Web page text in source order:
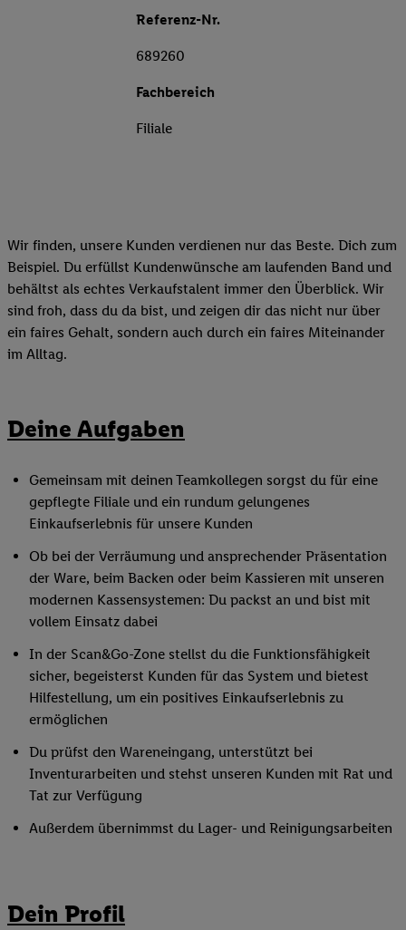
Referenz-Nr.
689260
Fachbereich
Filiale
Wir finden, unsere Kunden verdienen nur das Beste. Dich zum
Beispiel. Du erfüllst Kundenwünsche am laufenden Band und
behältst als echtes Verkaufstalent immer den Überblick. Wir
sind froh, dass du da bist, und zeigen dir das nicht nur über
ein faires Gehalt, sondern auch durch ein faires Miteinander
im Alltag.
Deine Aufgaben
Gemeinsam mit deinen Teamkollegen sorgst du für eine
gepflegte Filiale und ein rundum gelungenes
Einkaufserlebnis für unsere Kunden
Ob bei der Verräumung und ansprechender Präsentation
der Ware, beim Backen oder beim Kassieren mit unseren
modernen Kassensystemen: Du packst an und bist mit
vollem Einsatz dabei
In der Scan&Go-Zone stellst du die Funktionsfähigkeit
sicher, begeisterst Kunden für das System und bietest
Hilfestellung, um ein positives Einkaufserlebnis zu
ermöglichen
Du prüfst den Wareneingang, unterstützt bei
Inventurarbeiten und stehst unseren Kunden mit Rat und
Tat zur Verfügung
Außerdem übernimmst du Lager- und Reinigungsarbeiten
Dein Profil